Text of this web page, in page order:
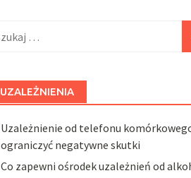
UZALEŻNIENIA
Uzależnienie od telefonu
ograniczyć negatywne skutki
Co zapewni ośrodek uzależnień od